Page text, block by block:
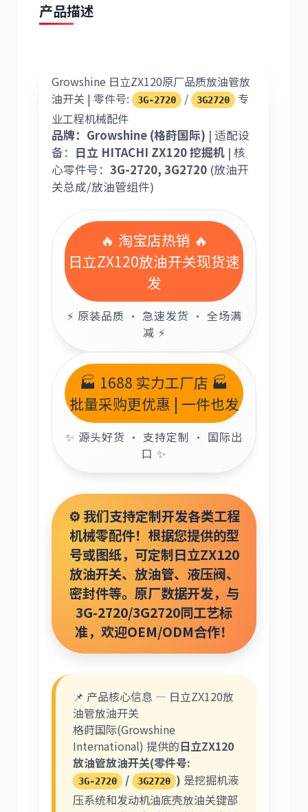
斗山 三一
奔驰
卡尔玛 杰西博
大宇 丰田
利勃海尔 凯斯
潍柴
产品描述
Growshine 日立ZX120原厂品质放油管放
油开关 | 零件号:
3G-2720 / 3G2720
专
业工程机械配件
品牌：Growshine (格莳国际) | 适配设
备： 日立 HITACHI ZX120 挖掘机 | 核
心零件号： 3G-2720, 3G2720 (放油开
关总成/放油管组件)
🔥 淘宝店热销 🔥
日立ZX120放油开关现货速
发
⚡ 原装品质 · 急速发货 · 全场满
减 ⚡
🏭 1688 实力工厂店 🏭
批量采购更优惠 | 一件也发
✨ 源头好货 · 支持定制 · 国际出
口 ✨
⚙️ 我们支持定制开发各类工程
机械零配件！根据您提供的型
号或图纸，可定制日立ZX120
放油开关、放油管、液压阀、
密封件等。原厂数据开发，与
3G-2720/3G2720同工艺标
准，欢迎OEM/ODM合作！
📌 产品核心信息 — 日立ZX120放
油管放油开关
格莳国际(Growshine
International) 提供的日立ZX120
放油管放油开关(零件号:
3G-2720 / 3G2720 ) 是挖掘机液
压系统和发动机油底壳放油关键部